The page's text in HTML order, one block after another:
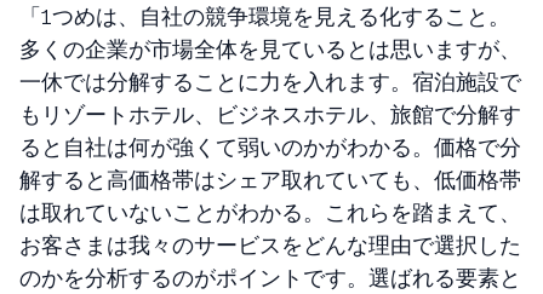
「1つめは、自社の競争環境を見える化すること。
多くの企業が市場全体を見ているとは思いますが、
一休では分解することに力を入れます。宿泊施設で
もリゾートホテル、ビジネスホテル、旅館で分解す
ると自社は何が強くて弱いのかがわかる。価格で分
解すると高価格帯はシェア取れていても、低価格帯
は取れていないことがわかる。これらを踏まえて、
お客さまは我々のサービスをどんな理由で選択した
のかを分析するのがポイントです。選ばれる要素と